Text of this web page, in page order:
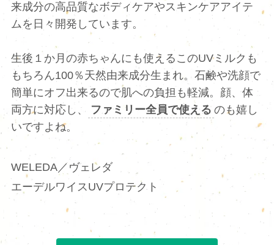
来成分の高品質なボディケアやスキンケアアイテ
ムを日々開発しています。
生後１か月の赤ちゃんにも使えるこのUVミルクも
もちろん100％天然由来成分生まれ。石鹸や洗顔で
簡単にオフ出来るので肌への負担も軽減。顔、体
両方に対応し、 ファミリー全員で使える のも嬉し
いですよね。
WELEDA／ヴェレダ
エーデルワイスUVプロテクト